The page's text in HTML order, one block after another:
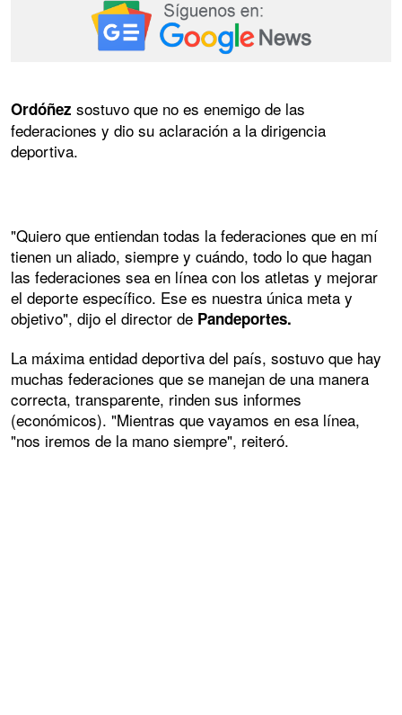
Ordóñez sostuvo que no es enemigo de las
federaciones y dio su aclaración a la dirigencia
deportiva.
"Quiero que entiendan todas la federaciones que en mí
tienen un aliado, siempre y cuándo, todo lo que hagan
las federaciones sea en línea con los atletas y mejorar
el deporte específico. Ese es nuestra única meta y
objetivo", dijo el director de Pandeportes.
La máxima entidad deportiva del país, sostuvo que hay
muchas federaciones que se manejan de una manera
correcta, transparente, rinden sus informes
(económicos). "Mientras que vayamos en esa línea,
"nos iremos de la mano siempre", reiteró.